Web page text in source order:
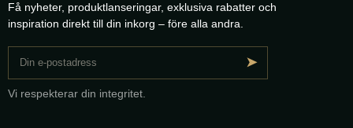
Få nyheter, produktlanseringar, exklusiva rabatter och
inspiration direkt till din inkorg – före alla andra.
➤
Vi respekterar din integritet.